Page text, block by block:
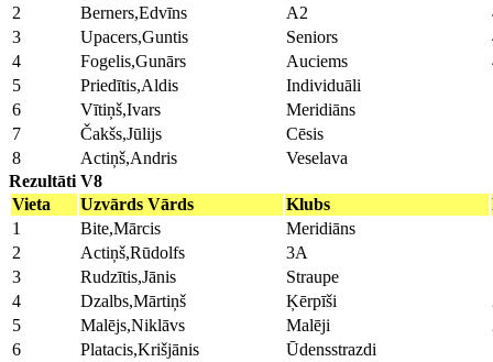
2
Berners,Edvīns A2
3
Upacers,Guntis Seniors
4
Fogelis,Gunārs Auciems
5
Priedītis,Aldis Individuāli
6
Vītiņš,Ivars Meridiāns
7
Čakšs,Jūlijs Cēsis
8
Actiņš,Andris Veselava
Rezultāti V8
Vieta
Uzvārds Vārds Klubs
1
Bite,Mārcis Meridiāns
2
Actiņš,Rūdolfs 3A
3
Rudzītis,Jānis Straupe
4
Dzalbs,Mārtiņš Ķērpīši
5
Malējs,Niklāvs Malēji
6
Platacis,Krišjānis Ūdensstrazdi